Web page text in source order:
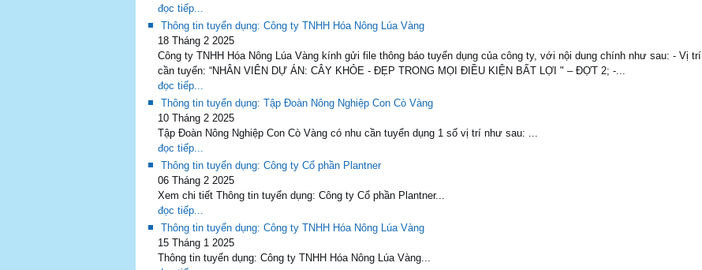
đọc tiếp...
Thông tin tuyển dụng: Công ty TNHH Hóa Nông Lúa Vàng
18 Tháng 2 2025
Công ty TNHH Hóa Nông Lúa Vàng kính gửi file thông báo tuyển dụng của công ty, với nội dung chính như sau: - Vị trí
cần tuyển: “NHÂN VIÊN DỰ ÁN: CÂY KHỎE - ĐẸP TRONG MỌI ĐIỀU KIỆN BẤT LỢI " – ĐỢT 2; -...
đọc tiếp...
Thông tin tuyển dụng: Tập Đoàn Nông Nghiệp Con Cò Vàng
10 Tháng 2 2025
Tập Đoàn Nông Nghiệp Con Cò Vàng có nhu cần tuyển dụng 1 số vị trí như sau: ...
đọc tiếp...
Thông tin tuyển dụng: Công ty Cổ phần Plantner
06 Tháng 2 2025
Xem chi tiết Thông tin tuyển dụng: Công ty Cổ phần Plantner...
đọc tiếp...
Thông tin tuyển dụng: Công ty TNHH Hóa Nông Lúa Vàng
15 Tháng 1 2025
Thông tin tuyển dụng: Công ty TNHH Hóa Nông Lúa Vàng...